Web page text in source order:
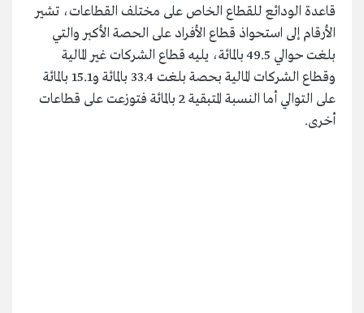
قاعدة الودائع للقطاع الخاص على مختلف القطاعات، تشير
الأرقام إلى استحواذ قطاع الأفراد على الحصة الأكبر والتي
بلغت حوالي 49.5 بالمائة، يليه قطاع الشركات غير المالية
وقطاع الشركات المالية بحصة بلغت 33.4 بالمائة و15.1 بالمائة
على التوالي أما النسبة المتبقية 2 بالمائة فتوزعت على قطاعات
أخرى.